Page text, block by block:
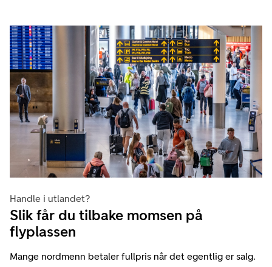
Handle i utlandet?
Slik får du tilbake momsen på
flyplassen
Mange nordmenn betaler fullpris når det egentlig er salg.